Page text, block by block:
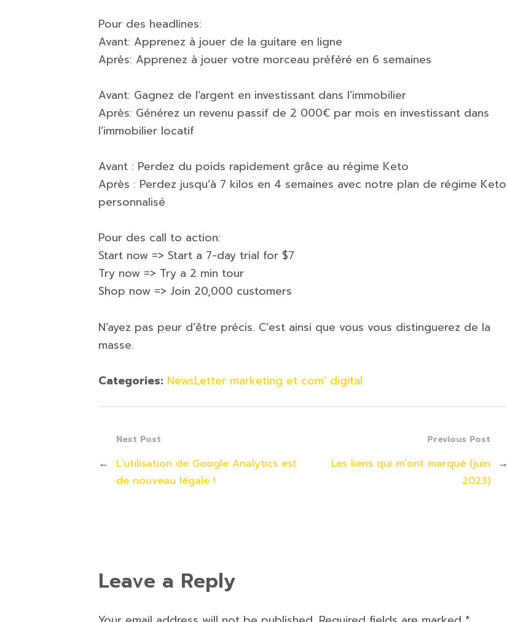
Pour des headlines:
Avant: Apprenez à jouer de la guitare en ligne
Après: Apprenez à jouer votre morceau préféré en 6 semaines
Avant: Gagnez de l’argent en investissant dans l’immobilier
Après: Générez un revenu passif de 2 000€ par mois en investissant dans
l’immobilier locatif
Avant : Perdez du poids rapidement grâce au régime Keto
Après : Perdez jusqu’à 7 kilos en 4 semaines avec notre plan de régime Keto
personnalisé
Pour des call to action:
Start now => Start a 7-day trial for $7
Try now => Try a 2 min tour
Shop now => Join 20,000 customers
N’ayez pas peur d’être précis. C’est ainsi que vous vous distinguerez de la
masse.
Categories: NewsLetter marketing et com' digital
Previous Post
Les liens qui m’ont marqué (juin
2023)
→
Next Post
←
L’utilisation de Google Analytics est
de nouveau légale !
Leave a Reply